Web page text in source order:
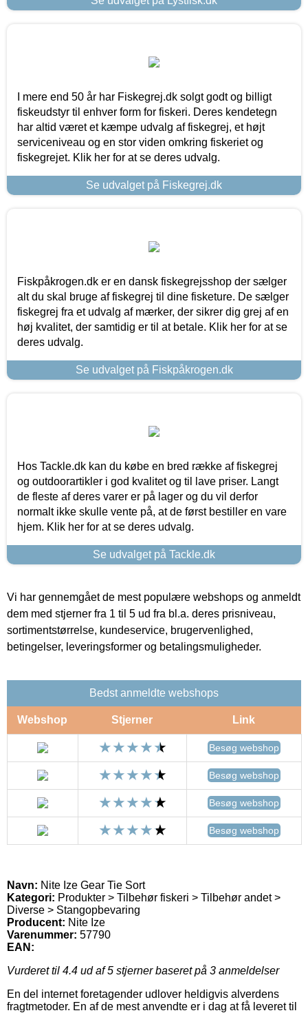
I mere end 50 år har Fiskegrej.dk solgt godt og billigt
fiskeudstyr til enhver form for fiskeri. Deres kendetegn
har altid været et kæmpe udvalg af fiskegrej, et højt
serviceniveau og en stor viden omkring fiskeriet og
fiskegrejet. Klik her for at se deres udvalg.
Se udvalget på Fiskegrej.dk
Fiskpåkrogen.dk er en dansk fiskegrejsshop der sælger
alt du skal bruge af fiskegrej til dine fisketure. De sælger
fiskegrej fra et udvalg af mærker, der sikrer dig grej af en
høj kvalitet, der samtidig er til at betale. Klik her for at se
deres udvalg.
Se udvalget på Fiskpåkrogen.dk
Hos Tackle.dk kan du købe en bred række af fiskegrej
og outdoorartikler i god kvalitet og til lave priser. Langt
de fleste af deres varer er på lager og du vil derfor
normalt ikke skulle vente på, at de først bestiller en vare
hjem. Klik her for at se deres udvalg.
Se udvalget på Tackle.dk
Vi har gennemgået de mest populære webshops og anmeldt
dem med stjerner fra 1 til 5 ud fra bl.a. deres prisniveau,
sortimentstørrelse, kundeservice, brugervenlighed,
betingelser, leveringsformer og betalingsmuligheder.
Bedst anmeldte webshops
Webshop Stjerner Link
Besøg webshop
Besøg webshop
Besøg webshop
Besøg webshop
Navn: Nite Ize Gear Tie Sort
Kategori: Produkter > Tilbehør fiskeri > Tilbehør andet >
Diverse > Stangopbevaring
Producent: Nite Ize
Varenummer: 57790
EAN:
Vurderet til 4.4 ud af 5 stjerner baseret på 3 anmeldelser
En del internet foretagender udlover heldigvis alverdens
fragtmetoder. En af de mest anvendte er i dag at få leveret til